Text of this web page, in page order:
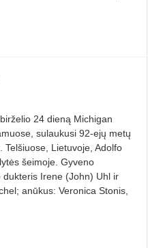
24 dieną Michigan
sulaukusi 92-ejų metų
Lietuvoje, Adolfo
šeimoje. Gyveno
Irene (John) Uhl ir
anūkus: Veronica Stonis,